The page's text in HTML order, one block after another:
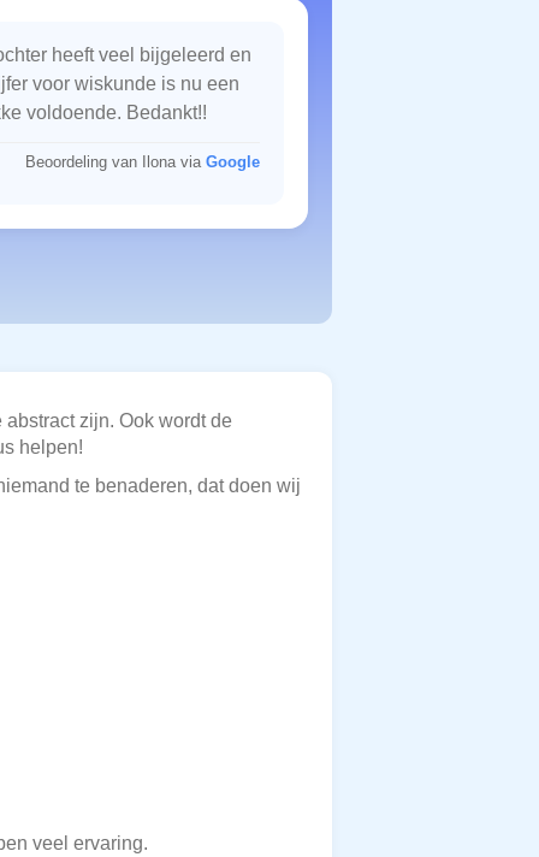
heeft veel bijgeleerd en
voor wiskunde is nu een
voldoende. Bedankt!!
Beoordeling van Ilona via Google
zijn. Ook wordt de
helpen!
te benaderen, dat doen wij
veel ervaring.